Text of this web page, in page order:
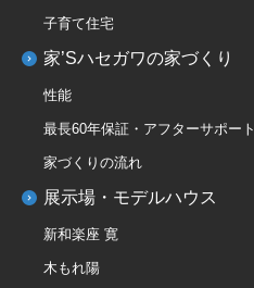
子育て住宅
家’Sハセガワの家づくり
性能
最長60年保証・アフターサポート
家づくりの流れ
展示場・モデルハウス
新和楽座 寛
木もれ陽